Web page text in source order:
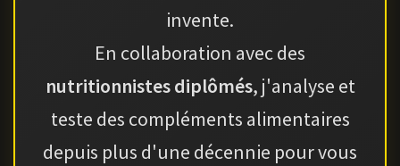
invente.
En collaboration avec des
nutritionnistes diplômés, j'analyse et
teste des compléments alimentaires
depuis plus d'une décennie pour vous